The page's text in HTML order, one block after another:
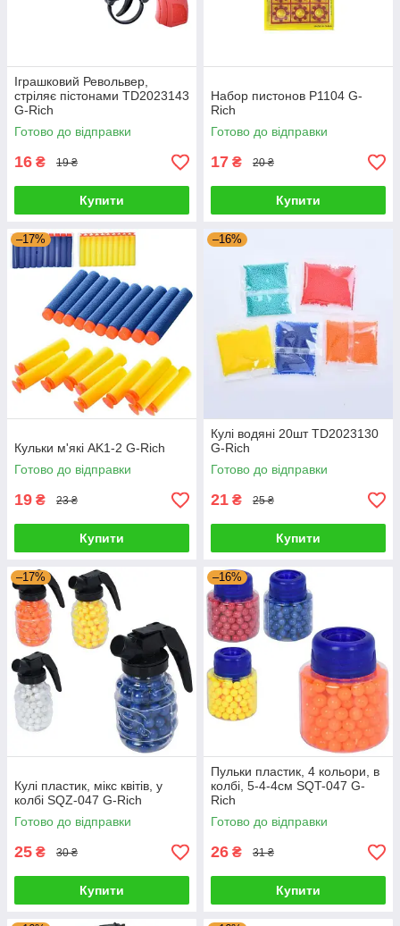
Іграшковий Револьвер,
стріляє пістонами TD2023143
G-Rich
Готово до відправки
16 ₴ 19 ₴
Купити
Набор пистонов P1104 G-
Rich
Готово до відправки
17 ₴ 20 ₴
Купити
–17%
Кульки м'які AK1-2 G-Rich
Готово до відправки
19 ₴ 23 ₴
Купити
–16%
Кулі водяні 20шт TD2023130
G-Rich
Готово до відправки
21 ₴ 25 ₴
Купити
–17%
Кулі пластик, мікс квітів, у
колбі SQZ-047 G-Rich
Готово до відправки
25 ₴ 30 ₴
Купити
–16%
Пульки пластик, 4 кольори, в
колбі, 5-4-4см SQT-047 G-
Rich
Готово до відправки
26 ₴ 31 ₴
Купити